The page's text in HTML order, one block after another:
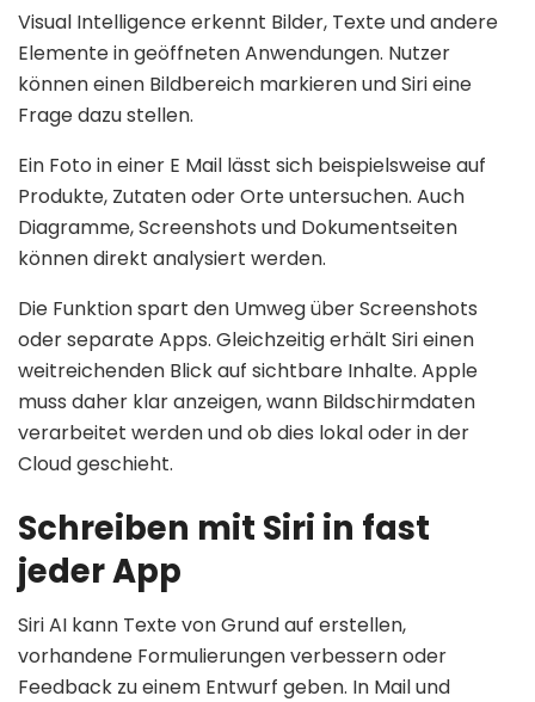
Visual Intelligence erkennt Bilder, Texte und andere
Elemente in geöffneten Anwendungen. Nutzer
können einen Bildbereich markieren und Siri eine
Frage dazu stellen.
Ein Foto in einer E Mail lässt sich beispielsweise auf
Produkte, Zutaten oder Orte untersuchen. Auch
Diagramme, Screenshots und Dokumentseiten
können direkt analysiert werden.
Die Funktion spart den Umweg über Screenshots
oder separate Apps. Gleichzeitig erhält Siri einen
weitreichenden Blick auf sichtbare Inhalte. Apple
muss daher klar anzeigen, wann Bildschirmdaten
verarbeitet werden und ob dies lokal oder in der
Cloud geschieht.
Schreiben mit Siri in fast
jeder App
Siri AI kann Texte von Grund auf erstellen,
vorhandene Formulierungen verbessern oder
Feedback zu einem Entwurf geben. In Mail und